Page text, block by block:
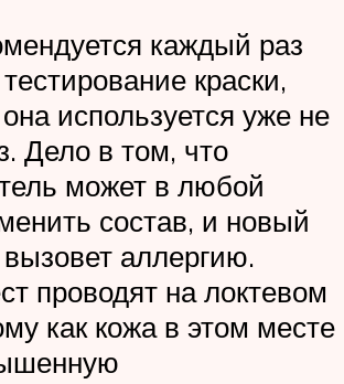
каждый раз
краски,
используется уже не
Дело в том, что
может в любой
состав, и новый
аллергию.
проводят на локтевом
как кожа в этом месте